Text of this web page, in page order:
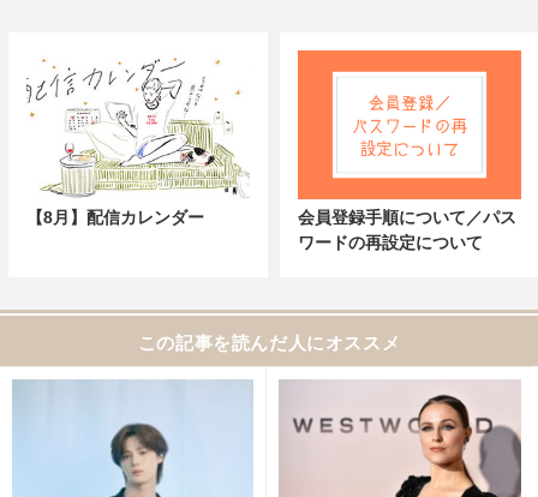
【8月】配信カレンダー
会員登録手順について／パス
ワードの再設定について
この記事を読んだ人にオススメ